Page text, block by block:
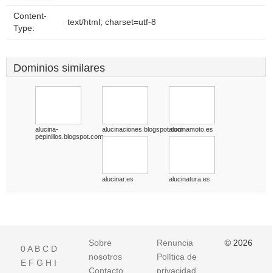
Content-
Type:
text/html; charset=utf-8
Dominios similares
alucina-
pepinillos.blogspot.com
alucinaciones.blogspot.comalucinamoto.es
alucinar.es alucinatura.es
0A B C D
E F G H I
Sobre
nosotros
Contacto
Renuncia
Política de
privacidad
© 2026